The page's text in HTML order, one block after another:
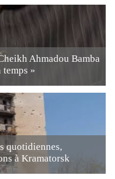
Ahmadou Bamba
temps »
quotidiennes,
à Kramatorsk